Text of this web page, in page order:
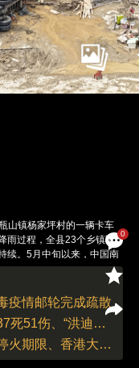
0
山镇杨家坪村的一辆卡车
雨过程，全县23个乡镇区
续。5月中旬以来，中国南
、湖南、贵州、广东、广
破极值，部分地区出现内
小时雨量1058.5毫米，打
德石门县因特大暴雨引发
图：杨华峰／中新社／视觉
疫情邮轮完成疏散
一周天下｜湖南浏阳烟花厂爆炸致37死51伤、“洪迪厄斯”号邮轮汉坦病毒疫情持续
一周天下｜特朗普宣布延长与伊朗停火期限、香港大埔宏福苑受灾居民首次返家